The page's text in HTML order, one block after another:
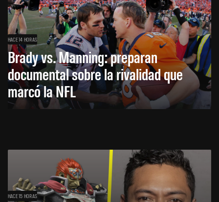
HACE 14 HORAS
Brady vs. Manning: preparan
documental sobre la rivalidad que
marcó la NFL
HACE 15 HORAS